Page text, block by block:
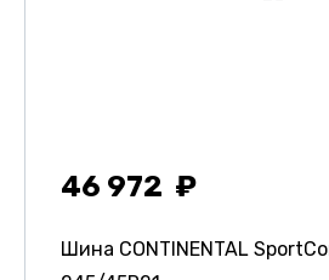
46 972
Шина CONTINENTAL